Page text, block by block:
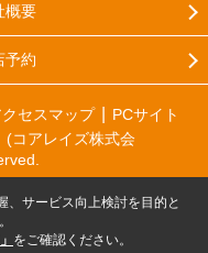
概要
予約
クセスマップ
PCサイト
アレイズ株式会
、サービス向上検討を目的と
をご確認ください。